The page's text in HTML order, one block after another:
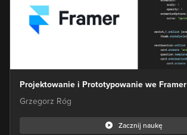
Projektowanie i Prototypowanie we Framer
Grzegorz Róg
Zacznij naukę